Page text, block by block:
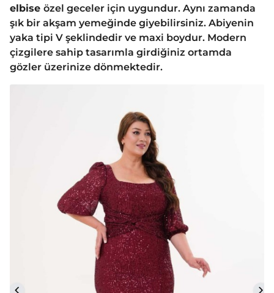
elbise özel geceler için uygundur. Aynı zamanda
şık bir akşam yemeğinde giyebilirsiniz. Abiyenin
yaka tipi V şeklindedir ve maxi boydur. Modern
çizgilere sahip tasarımla girdiğiniz ortamda
gözler üzerinize dönmektedir.